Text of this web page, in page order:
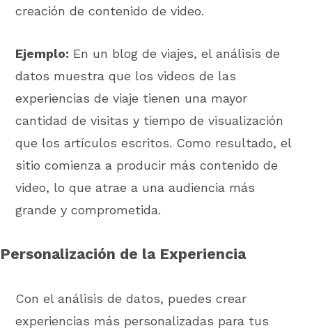
creación de contenido de video.
Ejemplo: En un blog de viajes, el análisis de
datos muestra que los videos de las
experiencias de viaje tienen una mayor
cantidad de visitas y tiempo de visualización
que los artículos escritos. Como resultado, el
sitio comienza a producir más contenido de
video, lo que atrae a una audiencia más
grande y comprometida.
Personalización de la Experiencia
Con el análisis de datos, puedes crear
experiencias más personalizadas para tus